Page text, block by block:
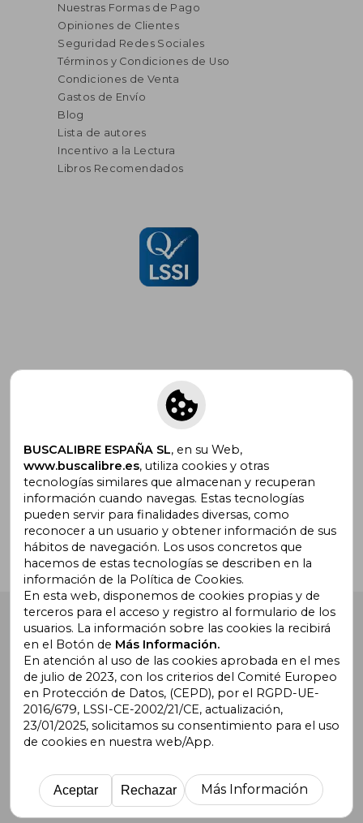
Nuestras Formas de Pago
Opiniones de Clientes
Seguridad Redes Sociales
Términos y Condiciones de Uso
Condiciones de Venta
Gastos de Envío
Blog
Lista de autores
Incentivo a la Lectura
Libros Recomendados
Suscríbete para recibir ofertas y
promociones
¿Necesitas ayuda?
Buscalibre España . Calle Energía, 65, Nave 3 (08940),
Cornellà de Llobregat, Barcelona. Derechos Reservados.
Buscalibre Argentina| Buscalibre Chile
Buscalibre Uruguay|Buscalibre México|Buscalibre
Perú
|Buscalibre Estados Unidos|Buscalibre Otros
Países|Bookdelivery Reino Unido
BUSCALIBRE ESPAÑA SL, en su Web,
www.buscalibre.es, utiliza cookies y otras
tecnologías similares que almacenan y recuperan
información cuando navegas. Estas tecnologías
pueden servir para finalidades diversas, como
reconocer a un usuario y obtener información de sus
hábitos de navegación. Los usos concretos que
hacemos de estas tecnologías se describen en la
información de la Política de Cookies.
En esta web, disponemos de cookies propias y de
terceros para el acceso y registro al formulario de los
usuarios. La información sobre las cookies la recibirá
en el Botón de Más Información.
En atención al uso de las cookies aprobada en el mes
de julio de 2023, con los criterios del Comité Europeo
en Protección de Datos, (CEPD), por el RGPD-UE-
2016/679, LSSI-CE-2002/21/CE, actualización,
23/01/2025, solicitamos su consentimiento para el uso
de cookies en nuestra web/App.
Aceptar Rechazar Más Información